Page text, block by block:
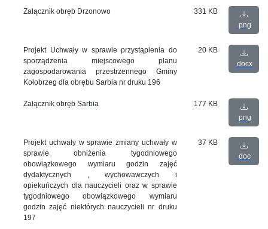
Załącznik obręb Drzonowo
331 KB
png
Projekt Uchwały w sprawie przystąpienia do
sporządzenia miejscowego planu
zagospodarowania przestrzennego Gminy
Kołobrzeg dla obrębu Sarbia nr druku 196
20 KB
docx
Załącznik obręb Sarbia
177 KB
png
Projekt uchwały w sprawie zmiany uchwały w
sprawie obniżenia tygodniowego
obowiązkowego wymiaru godzin zajęć
dydaktycznych , wychowawczych i
opiekuńczych dla nauczycieli oraz w sprawie
tygodniowego obowiązkowego wymiaru
godzin zajęć niektórych nauczycieli nr druku
197
37 KB
doc